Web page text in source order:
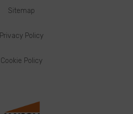
Sitemap
Privacy Policy
Cookie Policy